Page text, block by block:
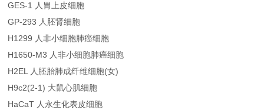
GES-1 人胃上皮细胞
GP-293 人胚肾细胞
H1299 人非小细胞肺癌细胞
H1650-M3 人非小细胞肺癌细胞
H2EL 人胚胎肺成纤维细胞(女)
H9c2(2-1) 大鼠心肌细胞
HaCaT 人永生化表皮细胞